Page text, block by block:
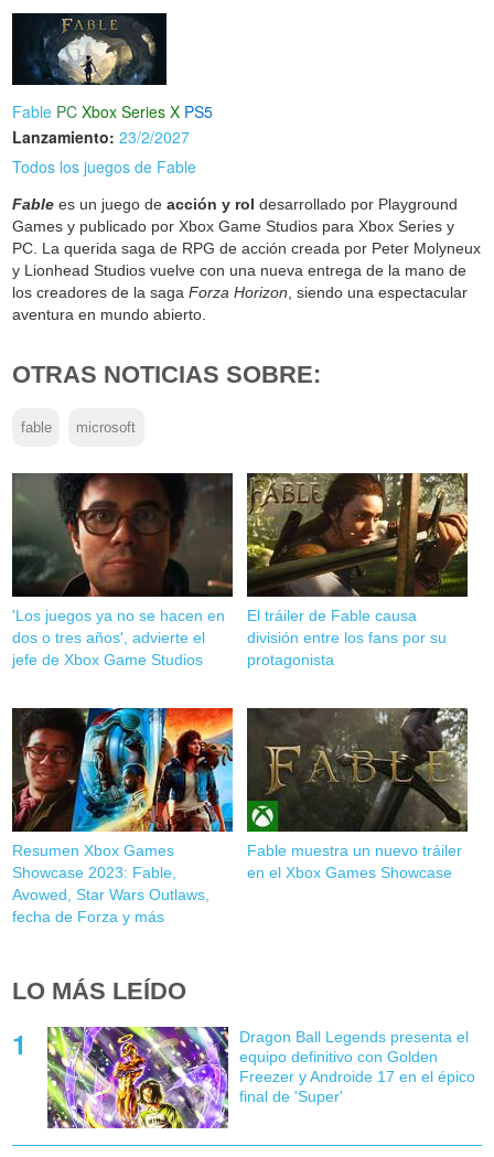
Fable PC Xbox Series X PS5
Lanzamiento: 23/2/2027
Todos los juegos de Fable
Fable es un juego deacción y rol desarrollado por Playground
Games y publicado por Xbox Game Studios para Xbox Series y
PC. La querida saga de RPG de acción creada por Peter Molyneux
y Lionhead Studios vuelve con una nueva entrega de la mano de
los creadores de la sagaForza Horizon , siendo una espectacular
aventura en mundo abierto.
OTRAS NOTICIAS SOBRE:
fable microsoft
'Los juegos ya no se hacen en
dos o tres años', advierte el
jefe de Xbox Game Studios
El tráiler de Fable causa
división entre los fans por su
protagonista
Resumen Xbox Games
Showcase 2023: Fable,
Avowed, Star Wars Outlaws,
fecha de Forza y más
Fable muestra un nuevo tráiler
en el Xbox Games Showcase
LO MÁS LEÍDO
Dragon Ball Legends presenta el
equipo definitivo con Golden
Freezer y Androide 17 en el épico
final de 'Super'